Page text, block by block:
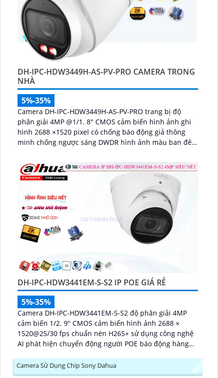
DH-IPC-HDW3449H-AS-PV-PRO CAMERA TRONG
NHÀ
5%-35%
Camera DH-IPC-HDW3449H-AS-PV-PRO trang bị độ
phân giải 4MP @1/1. 8" CMOS cảm biến hình ảnh ghi
hình 2688 ×1520 pixel có chống báo động giả thông
minh chống ngược sáng DWDR hình ảnh màu ban đêm
DH-IPC-HDW3441EM-S-S2 IP POE GIÁ RẺ
5%-35%
Camera DH-IPC-HDW3441EM-S-S2 độ phân giải 4MP
cảm biến 1/2. 9" CMOS cảm biến hình ảnh 2688 ×
1520@25/30 fps chuẩn nén H265+ sử dụng công nghệ
AI phát hiện chuyển động người POE báo động hàng
Camera Sử Dụng Chip Sony Dahua